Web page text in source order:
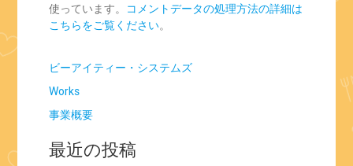
使っています。 コメントデータの処理方法の詳細は
こちらをご覧ください。
ビーアイティー・システムズ
Works
事業概要
最近の投稿